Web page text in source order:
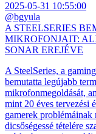
2025-05-31 10:55:00
@bgyula
A STEELSERIES
MIKROFONJAIT:
SONAR EREJÉVE
A SteelSeries, a
bemutatta legújabb
mikrofonmegoldását,
mint 20 éves tervezési
gamerek problémáinak
dicsőségessé tételére